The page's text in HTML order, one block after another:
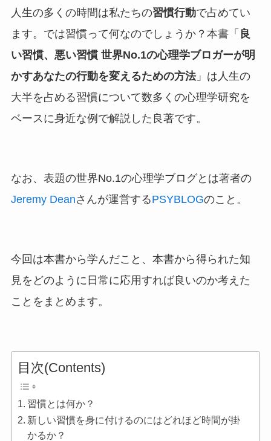
人生の多くの時間は私たちの習慣行動で占めてい
ます。では習慣って何なのでしょうか？本書「 良
い習慣、悪い習慣 世界No.1の心理学ブロガーが明
かすあなたの行動を変えるための方法」は人生の
大半を占める習慣について数多くの心理学研究を
ベースに身近な例で解説した良著です。
なお、表題の世界No.1の心理学ブログとは著者の
Jeremy Deanさんが運営するPSYBLOGのこと。
今回は本書から学んだこと、本書から得られた知
見をどのように日常に応用すれば良いのか考えた
ことをまとめます。
目次(Contents)
習慣とは何か？
新しい習慣を身に付けるのにはどれほど時間が掛
かるか？